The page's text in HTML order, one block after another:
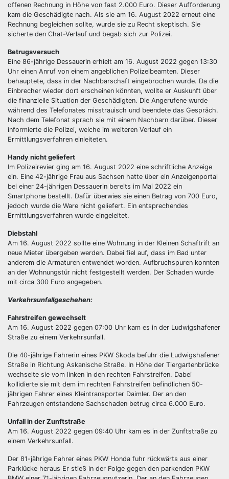
offenen Rechnung in Höhe von fast 2.000 Euro. Dieser Aufforderung
kam die Geschädigte nach. Als sie am 16. August 2022 erneut eine
Rechnung begleichen sollte, wurde sie zu Recht skeptisch. Sie
sicherte den Chat-Verlauf und begab sich zur Polizei.
Betrugsversuch
Eine 86-jährige Dessauerin erhielt am 16. August 2022 gegen 13:30
Uhr einen Anruf von einem angeblichen Polizeibeamten. Dieser
behauptete, dass in der Nachbarschaft eingebrochen wurde. Da die
Einbrecher wieder dort erscheinen könnten, wollte er Auskunft über
die finanzielle Situation der Geschädigten. Die Angerufene wurde
während des Telefonates misstrauisch und beendete das Gespräch.
Nach dem Telefonat sprach sie mit einem Nachbarn darüber. Dieser
informierte die Polizei, welche im weiteren Verlauf ein
Ermittlungsverfahren einleiteten.
Handy nicht geliefert
Im Polizeirevier ging am 16. August 2022 eine schriftliche Anzeige
ein. Eine 42-jährige Frau aus Sachsen hatte über ein Anzeigenportal
bei einer 24-jährigen Dessauerin bereits im Mai 2022 ein
Smartphone bestellt. Dafür überwies sie einen Betrag von 700 Euro,
jedoch wurde die Ware nicht geliefert. Ein entsprechendes
Ermittlungsverfahren wurde eingeleitet.
Diebstahl
Am 16. August 2022 sollte eine Wohnung in der Kleinen Schaftrift an
neue Mieter übergeben werden. Dabei fiel auf, dass im Bad unter
anderem die Armaturen entwendet worden. Aufbruchspuren konnten
an der Wohnungstür nicht festgestellt werden. Der Schaden wurde
mit circa 300 Euro angegeben.
Verkehrsunfallgeschehen:
Fahrstreifen gewechselt
Am 16. August 2022 gegen 07:00 Uhr kam es in der Ludwigshafener
Straße zu einem Verkehrsunfall.
Die 40-jährige Fahrerin eines PKW Skoda befuhr die Ludwigshafener
Straße in Richtung Askanische Straße. In Höhe der Tiergartenbrücke
wechselte sie vom linken in den rechten Fahrstreifen. Dabei
kollidierte sie mit dem im rechten Fahrstreifen befindlichen 50-
jährigen Fahrer eines Kleintransporter Daimler. Der an den
Fahrzeugen entstandene Sachschaden betrug circa 6.000 Euro.
Unfall in der Zunftstraße
Am 16. August 2022 gegen 09:40 Uhr kam es in der Zunftstraße zu
einem Verkehrsunfall.
Der 81-jährige Fahrer eines PKW Honda fuhr rückwärts aus einer
Parklücke heraus Er stieß in der Folge gegen den parkenden PKW